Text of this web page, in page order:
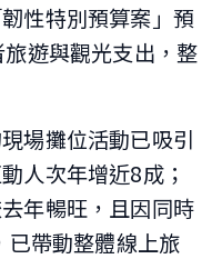
性特別預算案」預
遊與觀光支出，整
場攤位活動已吸引
人次年增近8成；
年暢旺，且因同時
帶動整體線上旅